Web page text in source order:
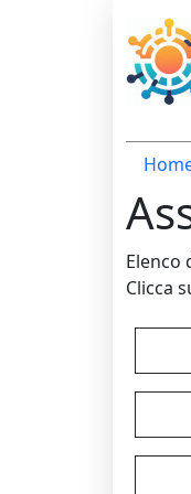
Elenco
Clicca